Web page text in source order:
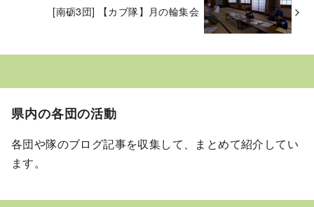
[南砺3団] 【カブ隊】月の輪集会
県内の各団の活動
各団や隊のブログ記事を収集して、まとめて紹介してい
ます。